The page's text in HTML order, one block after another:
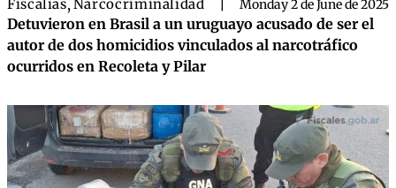
Fiscalías,Narcocriminalidad Monday 2 de June de 2025
Detuvieron en Brasil a un uruguayo acusado de ser el
autor de dos homicidios vinculados al narcotráfico
ocurridos en Recoleta y Pilar